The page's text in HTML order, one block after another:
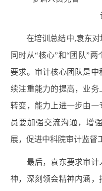
在培训总结中,袁东对
同时从“核心”和“团队”
要求。审计核心团队是
续注重能力的提高，业
转变，能力上进一步由
员要加强交流沟通，增
展，促进中科院审计监督
最后，袁东要求审计
神，深刻领会精神内涵